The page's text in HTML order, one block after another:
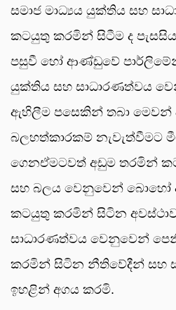
සමාජ මාධ්‍යය යුක්තිය සහ
කටයුතු කරමින් සිටීම ද
පසුවී හෝ ආණ්ඩුවේ
යුක්තිය සහ සාධාරණත්වය
ඇහිලීම පසෙකින් තබා මෙවන්
බලහත්කාරකම් නැවැත්වීමට
ගෙනඒමටවත් අඩුම තරමින්
සහ බලය වෙනුවෙන් බොහෝ
කටයුතු කරමින් සිටින
සාධාරණත්වය වෙනුවෙන්
කරමින් සිටින නීතිවේදීන් සහ
ඉහළින් අගය කරමි.